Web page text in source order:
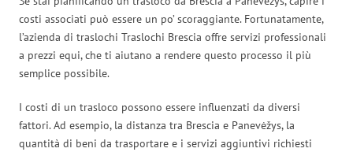
costi associati può essere un po’ scoraggiante. Fortunatamente,
l’azienda di traslochi Traslochi Brescia offre servizi professionali
a prezzi equi, che ti aiutano a rendere questo processo il più
semplice possibile.
I costi di un trasloco possono essere influenzati da diversi
fattori. Ad esempio, la distanza tra Brescia e Panevėžys, la
quantità di beni da trasportare e i servizi aggiuntivi richiesti